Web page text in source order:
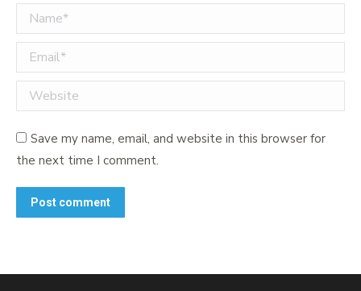
Name *
Email *
Website
Save my name, email, and website in this browser for
the next time I comment.
Post comment